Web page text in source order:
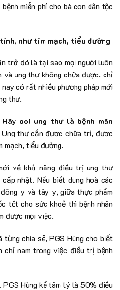
miễn phí cho bà con dân tộc
như tim mạch, tiểu đường
trở đó là tại sao mọi người luôn
và ung thư không chữa được, chỉ
có rất nhiều phương pháp mới
thư.
Hãy coi ung thư là bệnh mãn
Ung thư cần được chữa trị, được
mạch, tiểu đường.
về khả năng điều trị ung thư
nhật. Nếu biết dung hoà các
y và tây y, giữa thực phẩm
tốt cho sức khoẻ thì bệnh nhân
được mọi việc.
từng chia sẻ, PGS Hùng cho biết
nam trong việc điều trị bệnh
PGS Hùng kể tâm lý là 50% điều